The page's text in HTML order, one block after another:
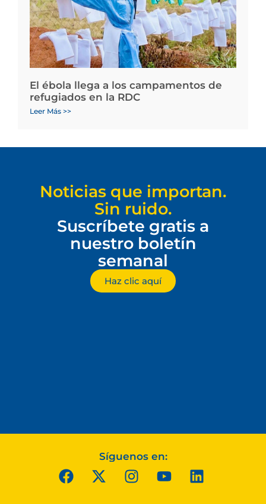
El ébola llega a los campamentos de
refugiados en la RDC
Leer Más >>
Noticias que importan.
Sin ruido.
Suscríbete gratis a
nuestro boletín
semanal
Haz clic aquí
Síguenos en: